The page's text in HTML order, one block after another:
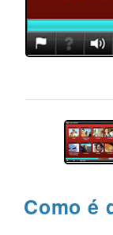
Como é